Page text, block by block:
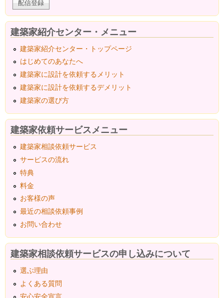
建築家紹介センター・メニュー
建築家紹介センター・トップページ
はじめてのあなたへ
建築家に設計を依頼するメリット
建築家に設計を依頼するデメリット
建築家の選び方
建築家依頼サービスメニュー
建築家相談依頼サービス
サービスの流れ
特典
料金
お客様の声
最近の相談依頼事例
お問い合わせ
建築家相談依頼サービスの申し込みについて
選ぶ理由
よくある質問